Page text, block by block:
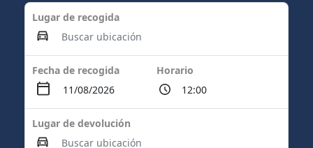
Lugar de recogida
Fecha de recogida Horario
Lugar de devolución